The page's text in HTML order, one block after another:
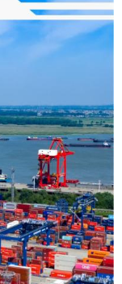
溯源中国
上市公司
山西